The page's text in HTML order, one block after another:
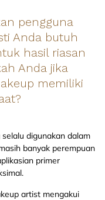
pengguna
Anda butuh
hasil riasan
Anda jika
memiliki
digunakan dalam
banyak perempuan
primer
artist mengakui